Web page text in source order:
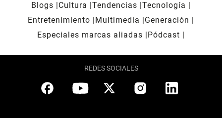
Blogs
Cultura Tendencias Tecnología
Entretenimiento
Multimedia
Generación
Especiales marcas aliadas
Pódcast
REDES SOCIALES